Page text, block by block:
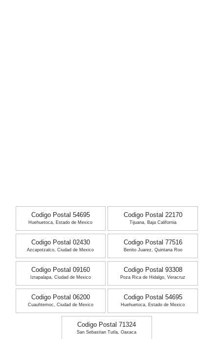
Codigo Postal 54695
Huehuetoca, Estado de Mexico
Codigo Postal 22170
Tijuana, Baja California
Codigo Postal 02430
Azcapotzalco, Ciudad de Mexico
Codigo Postal 77516
Benito Juarez, Quintana Roo
Codigo Postal 09160
Iztapalapa, Ciudad de Mexico
Codigo Postal 93308
Poza Rica de Hidalgo, Veracruz
Codigo Postal 06200
Cuauhtemoc, Ciudad de Mexico
Codigo Postal 54695
Huehuetoca, Estado de Mexico
Codigo Postal 71324
San Sebastian Tutla, Oaxaca